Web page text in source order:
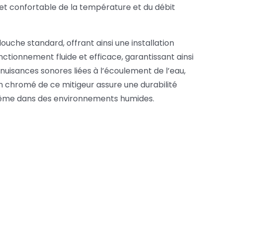
confortable de la température et du débit
standard, offrant ainsi une installation
fluide et efficace, garantissant ainsi
sonores liées à l’écoulement de l’eau,
chromé de ce mitigeur assure une durabilité
dans des environnements humides.